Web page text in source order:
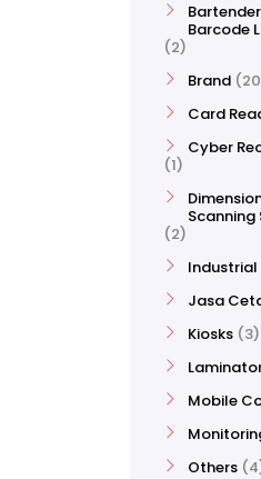
Barcode
2
Brand 20
Card
Cyber
1
Scanning
2
Jasa
Kiosks 3
Mobile
Others 4